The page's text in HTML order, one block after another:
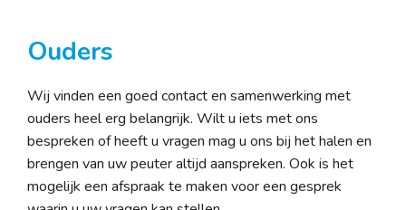
Ouders
Wij vinden een goed contact en samenwerking met
ouders heel erg belangrijk. Wilt u iets met ons
bespreken of heeft u vragen mag u ons bij het halen en
brengen van uw peuter altijd aanspreken. Ook is het
mogelijk een afspraak te maken voor een gesprek